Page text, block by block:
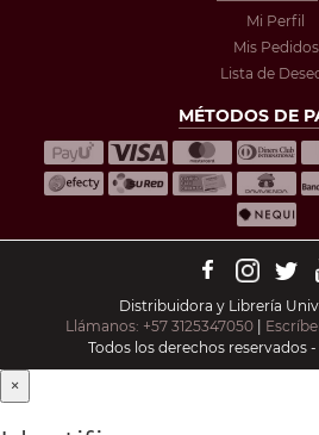
Mi Perfil
Mis Pedidos
Lista de
MÉTODOS DE
Distribuidora y Librería
Llámanos: +57 3125347050 |
Todos los derechos reservados
×